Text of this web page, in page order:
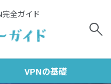
全ガイド
VPNの基礎